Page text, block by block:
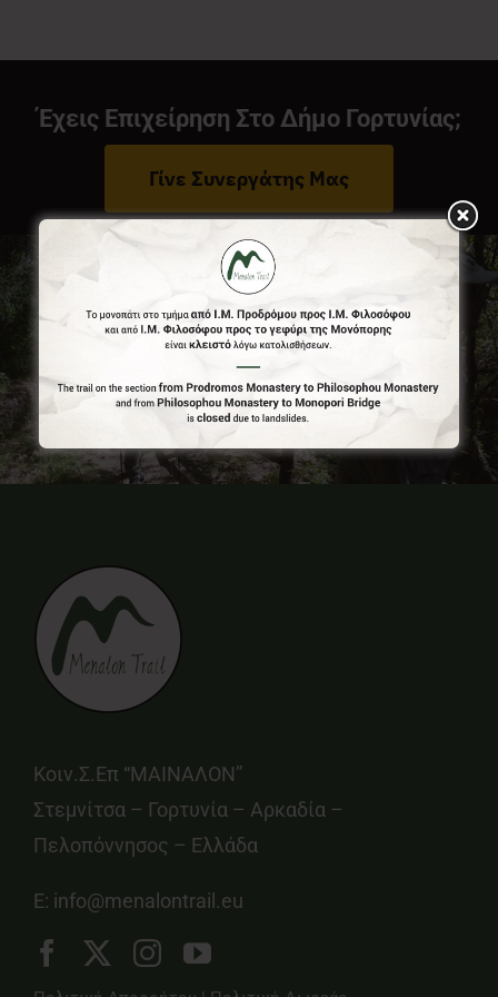
Νέα
Επικοινωνία
Έχεις Επιχείρηση Στο Δήμο Γορτυνίας;
Γίνε Συνεργάτης Μας
Κοιν.Σ.Επ “ΜΑΙΝΑΛΟΝ”
Στεμνίτσα – Γορτυνία – Αρκαδία –
Πελοπόννησος – Ελλάδα
E: info@menalontrail.eu